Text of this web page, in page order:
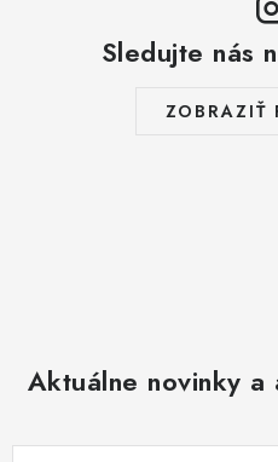
Sledujte nás
ZOBRAZIŤ
Aktuálne novinky a